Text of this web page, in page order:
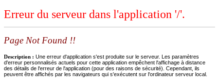
Erreur du serveur dans l'application '/'.
Page Not Found !!
Description : Une erreur d'application s'est produite sur le serveur. Les paramètres
d'erreur personnalisés actuels pour cette application empêchent l'affichage à distance
des détails de l'erreur de l'application (pour des raisons de sécurité). Cependant, ils
peuvent être affichés par les navigateurs qui s'exécutent sur l'ordinateur serveur local.